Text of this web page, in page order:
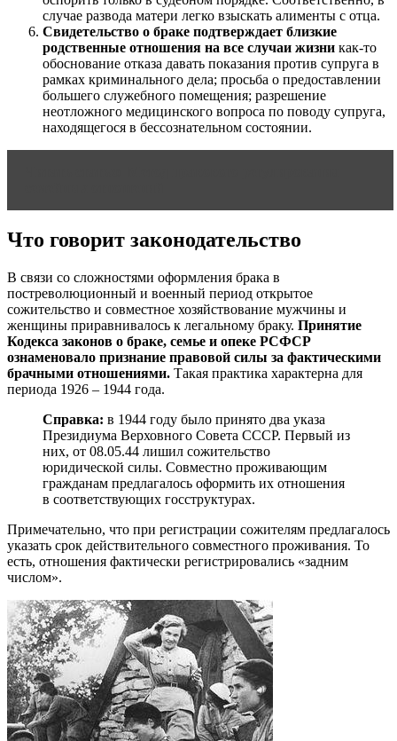
случае развода матери легко взыскать алименты с отца.
Свидетельство о браке подтверждает близкие
родственные отношения на все случаи жизни как-то
обоснование отказа давать показания против супруга в
рамках криминального дела; просьба о предоставлении
большего служебного помещения; разрешение
неотложного медицинского вопроса по поводу супруга,
находящегося в бессознательном состоянии.
Что говорит законодательство
В связи со сложностями оформления брака в
постреволюционный и военный период открытое
сожительство и совместное хозяйствование мужчины и
женщины приравнивалось к легальному браку. Принятие
Кодекса законов о браке, семье и опеке РСФСР
ознаменовало признание правовой силы за фактическими
брачными отношениями. Такая практика характерна для
периода 1926 – 1944 года.
Справка: в 1944 году было принято два указа
Президиума Верховного Совета СССР. Первый из
них, от 08.05.44 лишил сожительство
юридической силы. Совместно проживающим
гражданам предлагалось оформить их отношения
в соответствующих госструктурах.
Примечательно, что при регистрации сожителям предлагалось
указать срок действительного совместного проживания. То
есть, отношения фактически регистрировались «задним
числом».